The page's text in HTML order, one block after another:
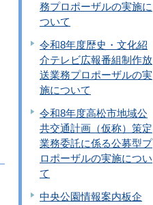
務プロポーザルの実施に
ついて
令和8年度歴史・文化紹
介テレビ広報番組制作放
送業務プロポーザルの実
施について
令和8年度高松市地域公
共交通計画（仮称）策定
業務委託に係る公募型プ
ロポーザルの実施につい
て
中央公園情報案内板企